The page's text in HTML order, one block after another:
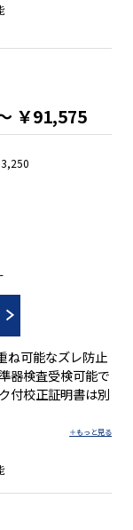
ね可能なズレ防止
器検査受検可能で
付校正証明書は別
￥91,575